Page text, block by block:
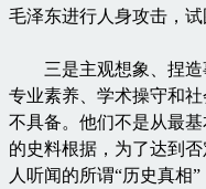
毛泽东进行人身攻击，
三是主观想象、捏造
专业素养、学术操守和
不具备。他们不是从最
的史料根据，为了达到
人听闻的所谓“历史真相